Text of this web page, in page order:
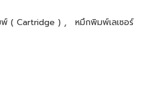
( Cartridge ) ,
หมึกพิมพ์เลเซอร์